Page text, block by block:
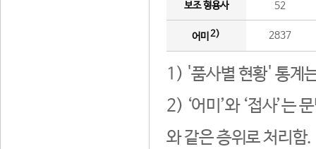
보조 형용사 52
어미 2) 2837
1) '품사별 현황' 통계
2) ‘어미’와 ‘접사’는
와 같은 층위로 처리함.